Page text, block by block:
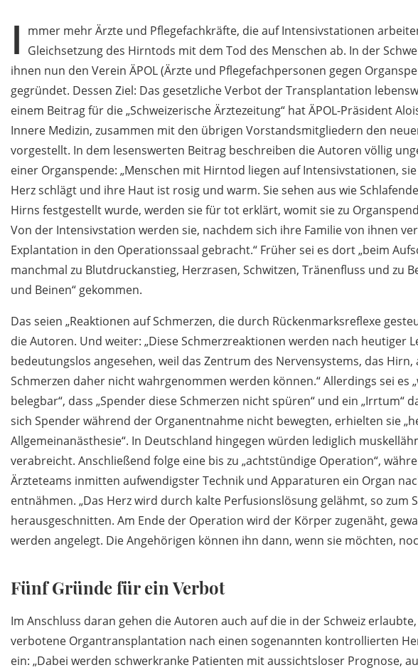
I mmer mehr Ärzte und Pflegefachkräfte, die auf Intensivstationen
Gleichsetzung des Hirntods mit dem Tod des Menschen ab. In der
ihnen nun den Verein ÄPOL (Ärzte und Pflegefachpersonen gegen
gegründet. Dessen Ziel: Das gesetzliche Verbot der Transplantation
einem Beitrag für die „Schweizerische Ärztezeitung“ hat ÄPOL-Präsident
Innere Medizin, zusammen mit den übrigen Vorstandsmitgliedern den
vorgestellt. In dem lesenswerten Beitrag beschreiben die Autoren völlig
einer Organspende: „Menschen mit Hirntod liegen auf Intensivstationen,
Herz schlägt und ihre Haut ist rosig und warm. Sie sehen aus wie
Hirns festgestellt wurde, werden sie für tot erklärt, womit sie zu
Von der Intensivstation werden sie, nachdem sich ihre Familie von ihnen
Explantation in den Operationssaal gebracht.“ Früher sei es dort „beim
manchmal zu Blutdruckanstieg, Herzrasen, Schwitzen, Tränenfluss und zu
und Beinen“ gekommen.
Das seien „Reaktionen auf Schmerzen, die durch Rückenmarksreflexe
die Autoren. Und weiter: „Diese Schmerzreaktionen werden nach heutiger
bedeutungslos angesehen, weil das Zentrum des Nervensystems, das
Schmerzen daher nicht wahrgenommen werden können.“ Allerdings sei es
belegbar“, dass „Spender diese Schmerzen nicht spüren“ und ein „Irrtum“
sich Spender während der Organentnahme nicht bewegten, erhielten sie
Allgemeinanästhesie“. In Deutschland hingegen würden lediglich
verabreicht. Anschließend folge eine bis zu „achtstündige Operation“,
Ärzteteams inmitten aufwendigster Technik und Apparaturen ein Organ
entnähmen. „Das Herz wird durch kalte Perfusionslösung gelähmt, so zum
herausgeschnitten. Am Ende der Operation wird der Körper zugenäht,
werden angelegt. Die Angehörigen können ihn dann, wenn sie möchten,
Fünf Gründe für ein Verbot
Im Anschluss daran gehen die Autoren auch auf die in der Schweiz
verbotene Organtransplantation nach einen sogenannten kontrollierten
ein: „Dabei werden schwerkranke Patienten mit aussichtsloser Prognose,